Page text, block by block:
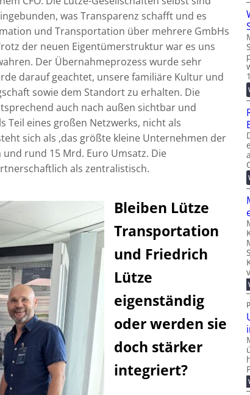
was Transparenz schafft und es
und Transportation über mehrere GmbHs
der neuen Eigentümerstruktur war es uns
Der Übernahmeprozess wurde sehr
darauf geachtet, unsere familiäre Kultur und
sowie dem Standort zu erhalten. Die
auch nach außen sichtbar und
Teil eines großen Netzwerks, nicht als
sich als ‚das größte kleine Unternehmen der
rund 15 Mrd. Euro Umsatz. Die
als zentralistisch.
Bleiben Lütze
Transportation
und Friedrich
Lütze
eigenständig
oder werden sie
doch stärker
integriert?